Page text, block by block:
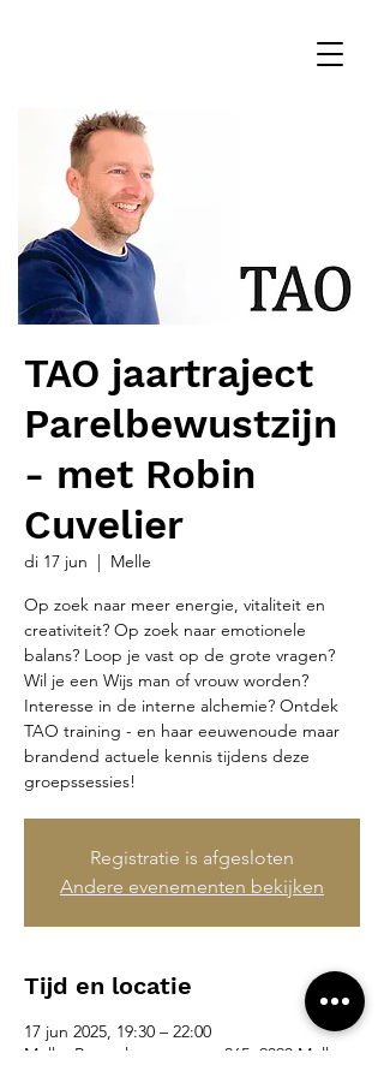
TAO jaartraject
Parelbewustzijn
- met Robin
Cuvelier
di 17 jun
  |
Melle
Op zoek naar meer energie, vitaliteit en
creativiteit? Op zoek naar emotionele
balans? Loop je vast op de grote vragen?
Wil je een Wijs man of vrouw worden?
Interesse in de interne alchemie? Ontdek
TAO training - en haar eeuwenoude maar
brandend actuele kennis tijdens deze
groepssessies!
Registratie is afgesloten
Andere evenementen bekijken
Tijd en locatie
17 jun 2025, 19:30 – 22:00
Melle, Brusselsesteenweg 265, 9090 Melle,